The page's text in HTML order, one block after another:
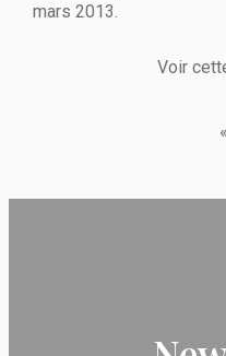
mars 2013.
Voir
«